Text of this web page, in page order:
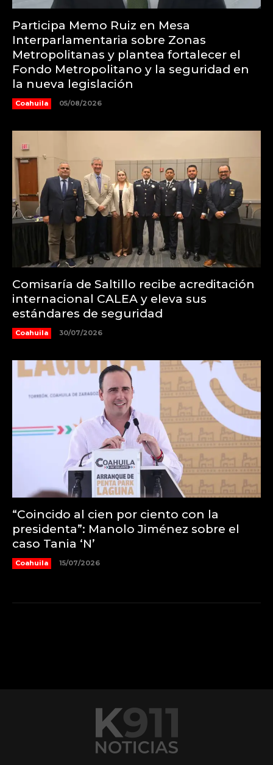
Participa Memo Ruiz en Mesa
Interparlamentaria sobre Zonas
Metropolitanas y plantea fortalecer el
Fondo Metropolitano y la seguridad en
la nueva legislación
Coahuila 05/08/2026
Comisaría de Saltillo recibe acreditación
internacional CALEA y eleva sus
estándares de seguridad
Coahuila 30/07/2026
“Coincido al cien por ciento con la
presidenta”: Manolo Jiménez sobre el
caso Tania ‘N’
Coahuila 15/07/2026